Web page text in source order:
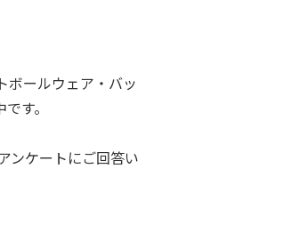
ボールウェア・バッ
す。
ンケートにご回答い